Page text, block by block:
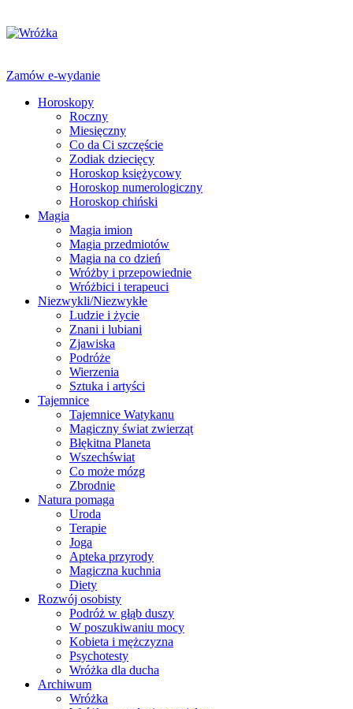
Zamów e-wydanie
Horoskopy
Roczny
Miesięczny
Co da Ci szczęście
Zodiak dziecięcy
Horoskop księżycowy
Horoskop numerologiczny
Horoskop chiński
Magia
Magia imion
Magia przedmiotów
Magia na co dzień
Wróżby i przepowiednie
Wróżbici i terapeuci
Niezwykli/Niezwykłe
Ludzie i życie
Znani i lubiani
Zjawiska
Podróże
Wierzenia
Sztuka i artyści
Tajemnice
Tajemnice Watykanu
Magiczny świat zwierząt
Błękitna Planeta
Wszechświat
Co może mózg
Zbrodnie
Natura pomaga
Uroda
Terapie
Joga
Apteka przyrody
Magiczna kuchnia
Diety
Rozwój osobisty
Podróż w głąb duszy
W poszukiwaniu mocy
Kobieta i mężczyzna
Psychotesty
Wróżka dla ducha
Archiwum
Wróżka